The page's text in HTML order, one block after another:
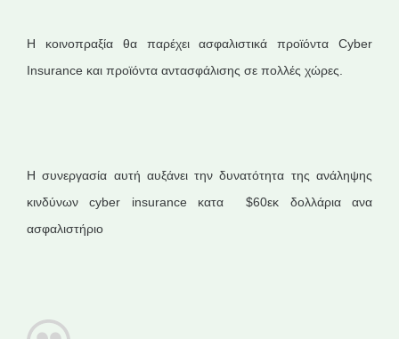
Η κοινοπραξία θα παρέχει ασφαλιστικά προϊόντα Cyber
Insurance και προϊόντα αντασφάλισης σε πολλές χώρες.
Η συνεργασία αυτή αυξάνει την δυνατότητα της ανάληψης
κινδύνων cyber insurance κατα $60εκ δολλάρια ανα
ασφαλιστήριο